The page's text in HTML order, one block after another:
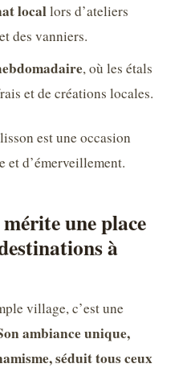
locallors d’ateliers
des vanniers.
, où les étals
et de créations locales.
est une occasion
et d’émerveillement.
une place
à
village, c’est une
ambiance unique,
séduit tous ceux